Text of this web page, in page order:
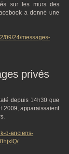
sur les murs des
a donné une
09/24/messages-
privés
depuis 14h30 que
2009, apparaissaient
d-anciens-